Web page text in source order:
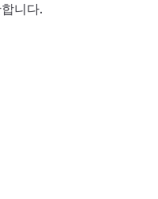
니다.